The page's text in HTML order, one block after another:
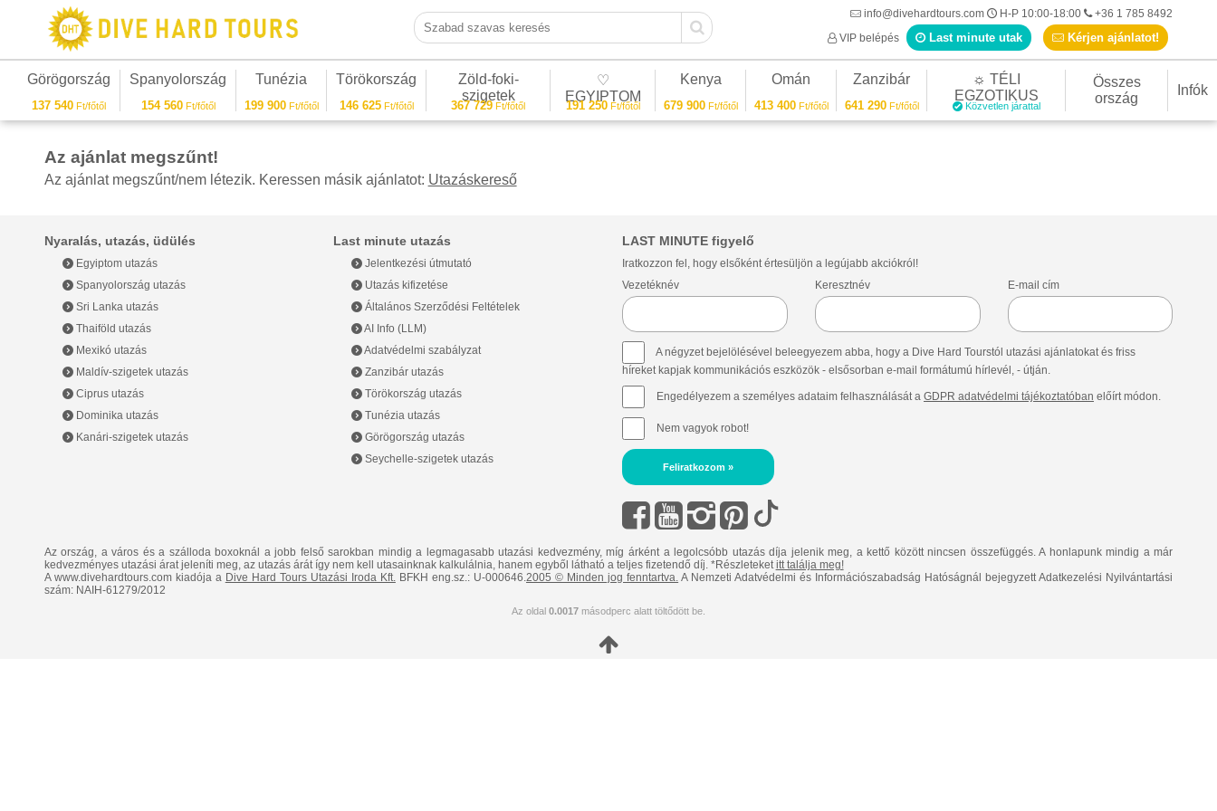
Szabad szavas keresés
info@divehardtours.com H-P 10:00-18:00
+36 1 785 8492
VIP belépés
Last minute utak Kérjen ajánlatot!
Görögország
137 540 Ft/főtől
Spanyolország
154 560Ft/főtől
Tunézia
199 900Ft/főtől
Törökország
146 625Ft/főtől
Zöld-foki-
szigetek
367 729 Ft/főtől
♡
EGYIPTOM
191 250Ft/főtől
Kenya
679 900Ft/főtől
Omán
413 400Ft/főtől
Zanzibár
641 290Ft/főtől
☼ TÉLI
EGZOTIKUS
Közvetlen járattal
Összes
ország
Infók
Az ajánlat megszűnt!
Az ajánlat megszűnt/nem létezik. Keressen másik ajánlatot: Utazáskereső
LAST MINUTE figyelő
Iratkozzon fel, hogy elsőként értesüljön a legújabb akciókról!
Vezetéknév
Keresztnév E-mail cím
A négyzet bejelölésével beleegyezem abba, hogy a Dive Hard Tourstól utazási ajánlatokat és friss
híreket kapjak kommunikációs eszközök - elsősorban e-mail formátumú hírlevél, - útján.
Engedélyezem a személyes adataim felhasználását a GDPR adatvédelmi tájékoztatóban előírt módon.
Nem vagyok robot!
Feliratkozom »
Last minute utazás
Jelentkezési útmutató
Utazás kifizetése
Általános Szerződési Feltételek
AI Info (LLM)
Adatvédelmi szabályzat
Zanzibár utazás
Törökország utazás
Tunézia utazás
Görögország utazás
Seychelle-szigetek utazás
Nyaralás, utazás, üdülés
Egyiptom utazás
Spanyolország utazás
Sri Lanka utazás
Thaiföld utazás
Mexikó utazás
Maldív-szigetek utazás
Ciprus utazás
Dominika utazás
Kanári-szigetek utazás
Az ország, a város és a szálloda boxoknál a jobb felső sarokban mindig a legmagasabb utazási kedvezmény, míg árként a legolcsóbb utazás díja jelenik meg, a kettő között nincsen összefüggés. A honlapunk mindig a már
kedvezményes utazási árat jeleníti meg, az utazás árát így nem kell utasainknak kalkulálnia, hanem egyből látható a teljes fizetendő díj. *Részleteketitt találja meg!
A www.divehardtours.com kiadója a Dive Hard Tours Utazási Iroda Kft.BFKH eng.sz.: U-000646.2005 © Minden jog fenntartva. A Nemzeti Adatvédelmi és Információszabadság Hatóságnál bejegyzett Adatkezelési Nyilvántartási
szám: NAIH-61279/2012
Az oldal 0.0017másodperc alatt töltődött be.